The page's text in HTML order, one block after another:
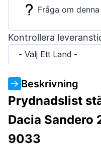
Fråga om
Kontrollera
- Välj Ett Land -
Beskrivning
Prydnadslist
Dacia
9033